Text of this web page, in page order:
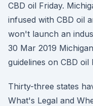
CBD oil Friday.
infused with CBD oil
won't launch an
30 Mar 2019
guidelines on CBD oil
Thirty-three states
What's Legal and